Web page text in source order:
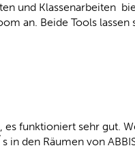
und Klassenarbeiten
an. Beide Tools
funktioniert sehr gut.
in den Räumen von